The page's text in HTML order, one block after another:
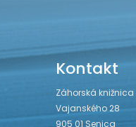
Kontakt
Záhorská knižnica
Vajanského 28
905 01 Senica